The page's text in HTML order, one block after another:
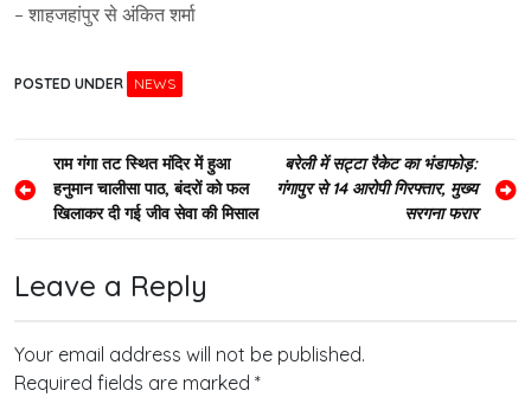
– शाहजहांपुर से अंकित शर्मा
POSTED UNDER NEWS
Post
navigation
राम गंगा तट स्थित मंदिर में हुआ
हनुमान चालीसा पाठ, बंदरों को फल
खिलाकर दी गई जीव सेवा की मिसाल
बरेली में सट्टा रैकेट का भंडाफोड़:
गंगापुर से 14 आरोपी गिरफ्तार, मुख्य
सरगना फरार
Leave a Reply
Your email address will not be published.
Required fields are marked *